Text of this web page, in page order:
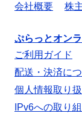
会社概要
株
ぷらっとオン
ご利用ガイド
配送・決済に
個人情報取り
IPv6への取り